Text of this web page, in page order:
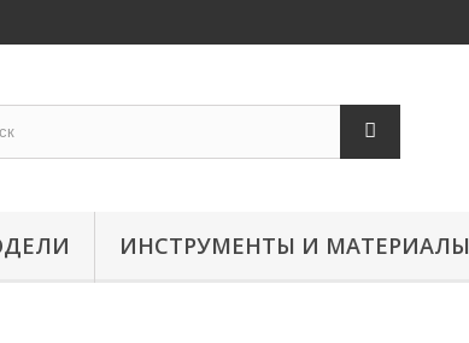
ИНСТРУМЕНТЫ И МАТЕРИАЛЫ